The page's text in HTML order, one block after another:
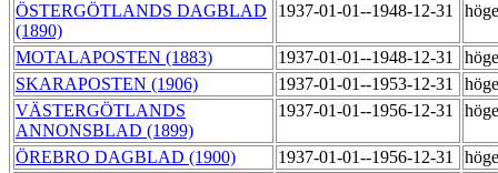
ÖSTERGÖTLANDS DAGBLAD
(1890)
1937-01-01--1948-12-31
MOTALAPOSTEN (1883) 1937-01-01--1948-12-31
SKARAPOSTEN (1906)
1937-01-01--1953-12-31
VÄSTERGÖTLANDS
ANNONSBLAD (1899)
1937-01-01--1956-12-31
ÖREBRO DAGBLAD (1900) 1937-01-01--1956-12-31